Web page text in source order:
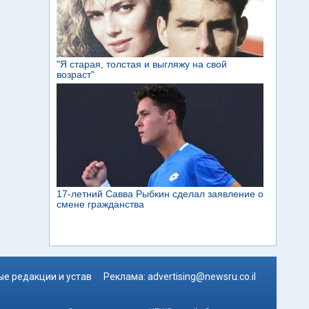
редакции и устав Реклама: advertising@newsru.co.il